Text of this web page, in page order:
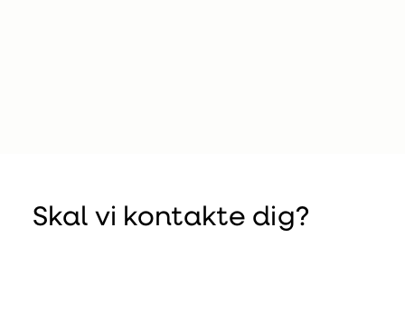
Skal vi kontakte dig?